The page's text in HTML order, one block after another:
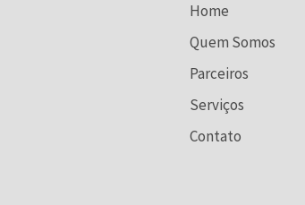
Home
Quem Somos
Parceiros
Serviços
Contato